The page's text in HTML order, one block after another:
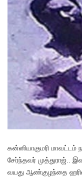
கன்னியாகுமரி
சேர்ந்தவர் முத்துராஜ்..
வயது ஆண்குழந்தை ஹரிஷ்